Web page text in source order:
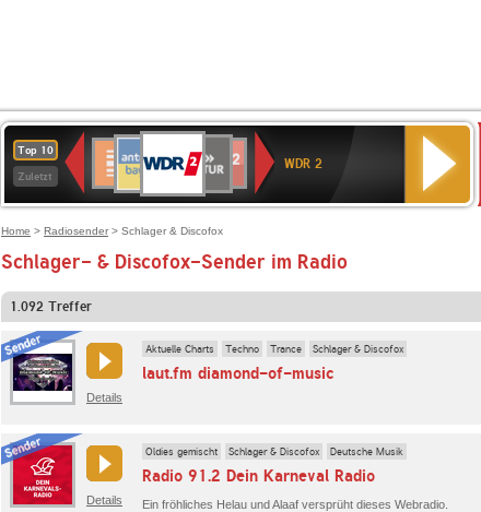
Top 10
Zuletzt
Deutschlandfunk
90er
OLDIE
ANTENNE
4
KLASSIK
Deutschlandfunk
KulturBAYERN
2
Kultur
NDR
2
WDR 2
Home > Radiosender > Schlager & Discofox
Schlager- & Discofox-Sender im Radio
1.092 Treffer
Details
Aktuelle Charts Techno Trance Schlager & Discofox
laut.fm diamond-of-music
Details
Oldies gemischt Schlager & Discofox Deutsche Musik
Radio 91.2 Dein Karneval Radio
Ein fröhliches Helau und Alaaf versprüht dieses Webradio.